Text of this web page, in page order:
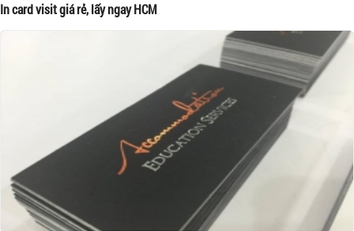
In card visit giá rẻ, lấy ngay HCM